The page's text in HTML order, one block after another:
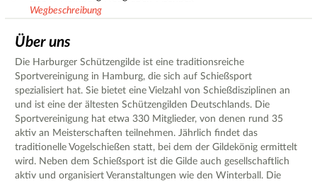
Wegbeschreibung
Über uns
Die Harburger Schützengilde ist eine traditionsreiche
Sportvereinigung in Hamburg, die sich auf Schießsport
spezialisiert hat. Sie bietet eine Vielzahl von Schießdisziplinen an
und ist eine der ältesten Schützengilden Deutschlands. Die
Sportvereinigung hat etwa 330 Mitglieder, von denen rund 35
aktiv an Meisterschaften teilnehmen. Jährlich findet das
traditionelle Vogelschießen statt, bei dem der Gildekönig ermittelt
wird. Neben dem Schießsport ist die Gilde auch gesellschaftlich
aktiv und organisiert Veranstaltungen wie den Winterball. Die